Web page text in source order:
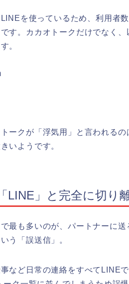
を使っているため、利用者
す。カカオトークだけでなく
。
ークが「浮気用」と言われる
いようです。
LINE」と完全に切り
最も多いのが、パートナーに
う「誤送信」。
など日常の連絡をすべてLINE